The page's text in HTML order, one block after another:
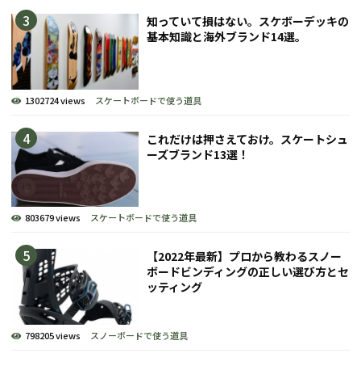
知っていて損はない。スケボーデッキの
基本知識と海外ブランド14選。
1302724 views スケートボードで使う道具
これだけは押さえておけ。スケートシュ
ーズブランド13選！
803679 views スケートボードで使う道具
【2022年最新】プロから教わるスノー
ボードビンディングの正しい選び方とセ
ッティング
798205 views スノーボードで使う道具